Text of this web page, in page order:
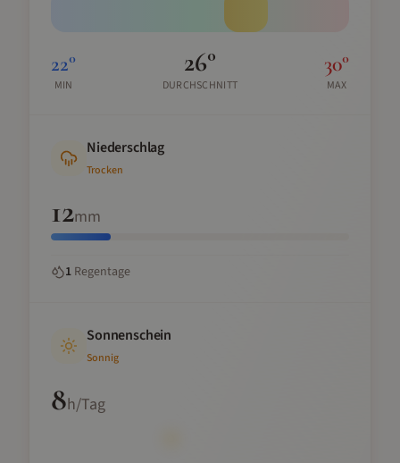
22°
MIN
26°
DURCHSCHNITT
30°
MAX
Niederschlag
Trocken
12mm
1 Regentage
Sonnenschein
Sonnig
8h/Tag